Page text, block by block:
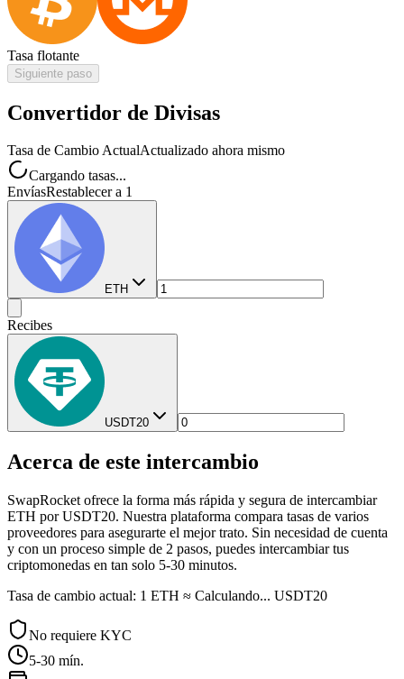
Tasa flotante
Siguiente paso
Convertidor de Divisas
Tasa de Cambio ActualActualizado ahora mismo
Cargando tasas...
EnvíasRestablecer a 1
ETH
Recibes
USDT20
Acerca de este intercambio
SwapRocket ofrece la forma más rápida y segura de intercambiar
ETH por USDT20. Nuestra plataforma compara tasas de varios
proveedores para asegurarte el mejor trato. Sin necesidad de cuenta
y con un proceso simple de 2 pasos, puedes intercambiar tus
criptomonedas en tan solo 5-30 minutos.
Tasa de cambio actual: 1 ETH ≈ Calculando... USDT20
No requiere KYC
5-30 mín.